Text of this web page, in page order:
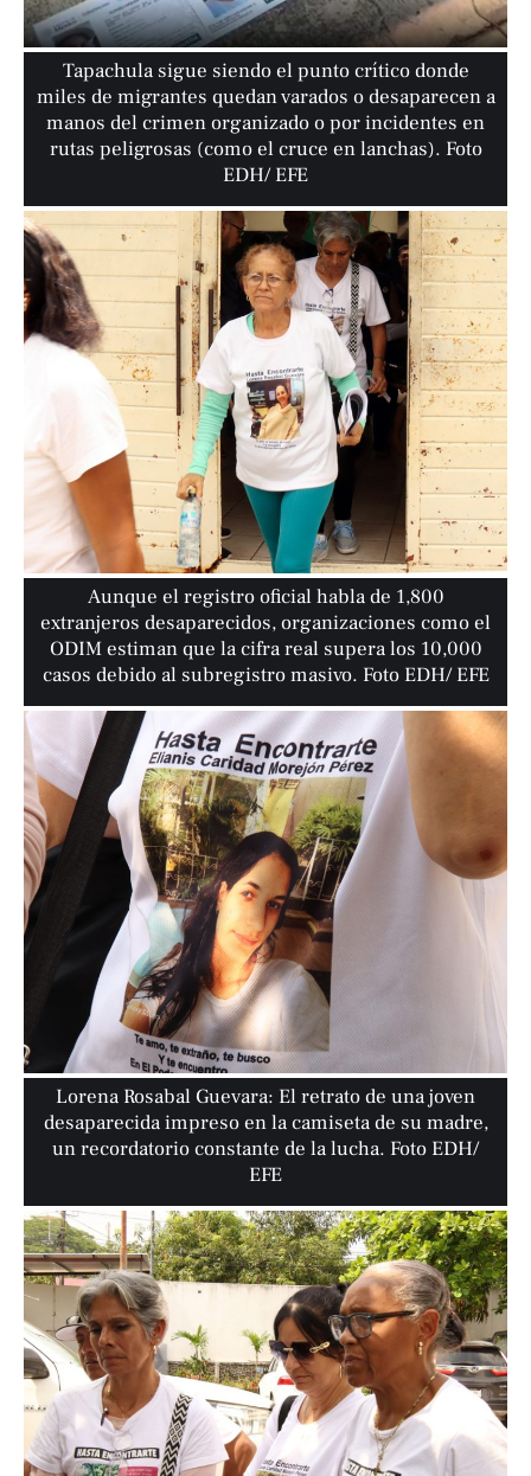
Tapachula sigue siendo el punto crítico donde
miles de migrantes quedan varados o desaparecen a
manos del crimen organizado o por incidentes en
rutas peligrosas (como el cruce en lanchas). Foto
EDH/ EFE
Aunque el registro oficial habla de 1,800
extranjeros desaparecidos, organizaciones como el
ODIM estiman que la cifra real supera los 10,000
casos debido al subregistro masivo. Foto EDH/ EFE
Lorena Rosabal Guevara: El retrato de una joven
desaparecida impreso en la camiseta de su madre,
un recordatorio constante de la lucha. Foto EDH/
EFE